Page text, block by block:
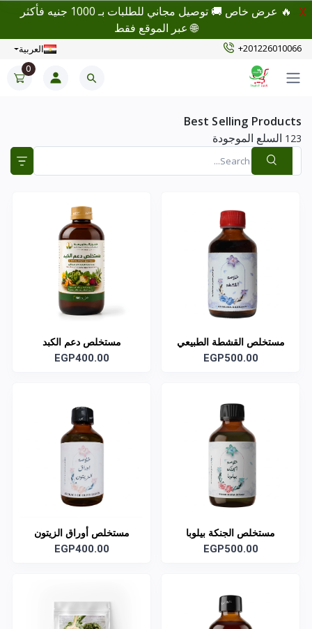
🔥 عرض خاص 🚚 توصيل مجاني للطلبات بـ 1000 جنيه فأكثر
🌐 عبر الموقع فقط
X
+201226010066 العربية
0
Best Selling Products
123 السلع الموجودة
مستخلص القشطة الطبيعي
السائل
EGP500.00
مستخلص دعم الكبد
EGP400.00
مستخلص الجنكة بيلوبا
EGP500.00
مستخلص أوراق الزيتون
EGP400.00